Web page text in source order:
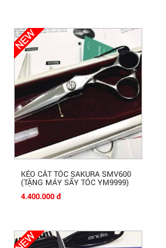
Mua Ngay
KÉO CẮT TÓC SAKURA SMV600
(TẶNG MÁY SẤY TÓC YM9999)
4.400.000 đ